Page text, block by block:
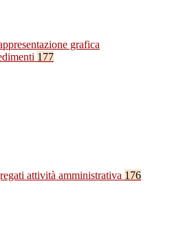
grafica
177
attività amministrativa 176